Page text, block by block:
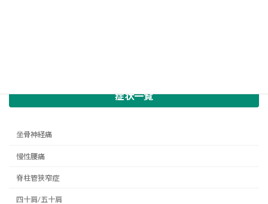
症状一覧
坐骨神経痛
慢性腰痛
脊柱管狭窄症
四十肩/五十肩